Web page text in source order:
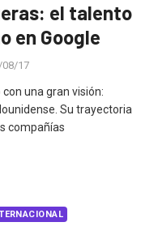
el talento
en Google
08/17
una gran visión:
Su trayectoria
compañías